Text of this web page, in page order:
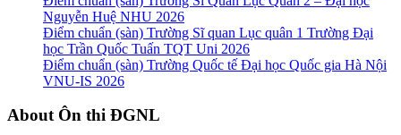
Nguyễn Huệ NHU 2026
Điểm chuẩn (sàn) Trường Sĩ quan Lục quân 1 Trường Đại
học Trần Quốc Tuấn TQT Uni 2026
Điểm chuẩn (sàn) Trường Quốc tế Đại học Quốc gia Hà Nội
VNU-IS 2026
Footer
About Ôn thi ĐGNL